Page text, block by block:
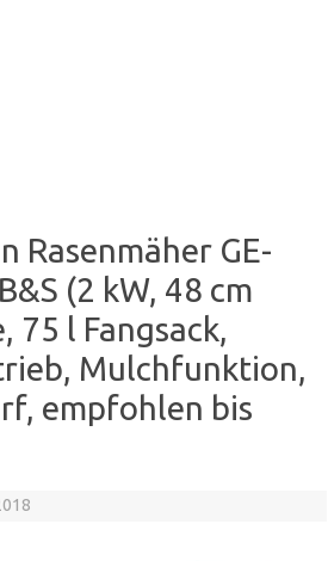
Rasenmäher GE-
(2 kW, 48 cm
75 l Fangsack,
Mulchfunktion,
empfohlen bis